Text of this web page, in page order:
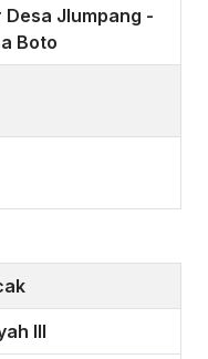
Jlumpang -
Boto
III